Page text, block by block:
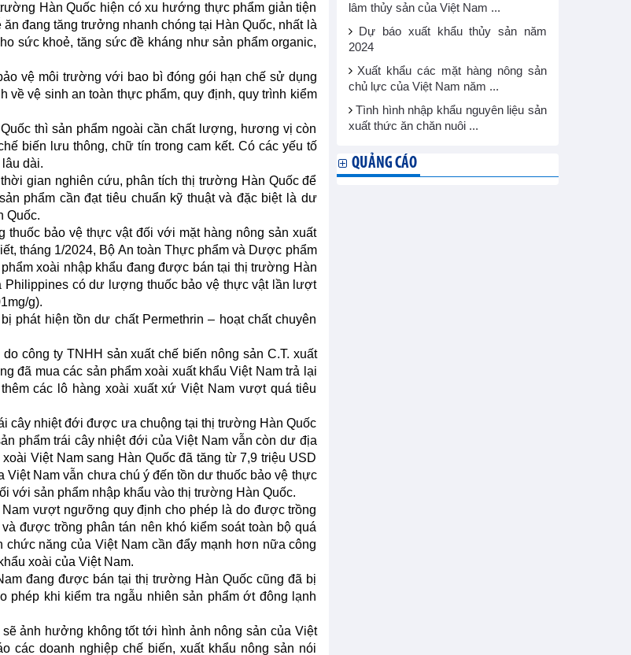
Hàn Quốc hiện có xu hướng thực phẩm giản tiện
đang tăng trưởng nhanh chóng tại Hàn Quốc, nhất là
sức khoẻ, tăng sức đề kháng như sản phẩm organic,
vệ môi trường với bao bì đóng gói hạn chế sử dụng
vệ sinh an toàn thực phẩm, quy định, quy trình kiểm
thì sản phẩm ngoài cần chất lượng, hương vị còn
biến lưu thông, chữ tín trong cam kết. Có các yếu tố
dài.
gian nghiên cứu, phân tích thị trường Hàn Quốc để
phẩm cần đạt tiêu chuẩn kỹ thuật và đặc biệt là dư
Quốc.
bảo vệ thực vật đối với mặt hàng nông sản xuất
tháng 1/2024, Bộ An toàn Thực phẩm và Dược phẩm
xoài nhập khẩu đang được bán tại thị trường Hàn
Philippines có dư lượng thuốc bảo vệ thực vật lần lượt
g).
phát hiện tồn dư chất Permethrin – hoạt chất chuyên
công ty TNHH sản xuất chế biến nông sản C.T. xuất
đã mua các sản phẩm xoài xuất khẩu Việt Nam trả lại
các lô hàng xoài xuất xứ Việt Nam vượt quá tiêu
cây nhiệt đới được ưa chuộng tại thị trường Hàn Quốc
phẩm trái cây nhiệt đới của Việt Nam vẫn còn dư địa
Việt Nam sang Hàn Quốc đã tăng từ 7,9 triệu USD
Việt Nam vẫn chưa chú ý đến tồn dư thuốc bảo vệ thực
với sản phẩm nhập khẩu vào thị trường Hàn Quốc.
vượt ngưỡng quy định cho phép là do được trồng
được trồng phân tán nên khó kiểm soát toàn bộ quá
năng của Việt Nam cần đẩy mạnh hơn nữa công
xoài của Việt Nam.
đang được bán tại thị trường Hàn Quốc cũng đã bị
khi kiểm tra ngẫu nhiên sản phẩm ớt đông lạnh
ảnh hưởng không tốt tới hình ảnh nông sản của Việt
các doanh nghiệp chế biến, xuất khẩu nông sản nói
lâm thủy sản của Việt Nam ...
Dự báo xuất khẩu thủy sản năm
2024
Xuất khẩu các mặt hàng nông sản
chủ lực của Việt Nam năm ...
Tình hình nhập khẩu nguyên liệu sản
xuất thức ăn chăn nuôi ...
QUẢNG CÁO